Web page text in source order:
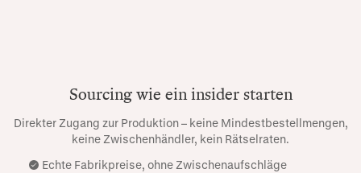
Sourcing wie ein insider starten
Direkter Zugang zur Produktion – keine Mindestbestellmengen,
keine Zwischenhändler, kein Rätselraten.
Echte Fabrikpreise, ohne Zwischenaufschläge